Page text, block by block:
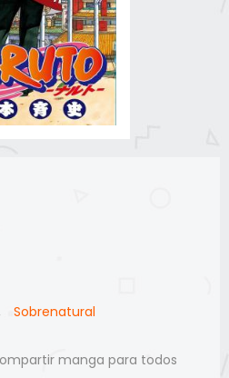
Sobrenatural
manga para todos